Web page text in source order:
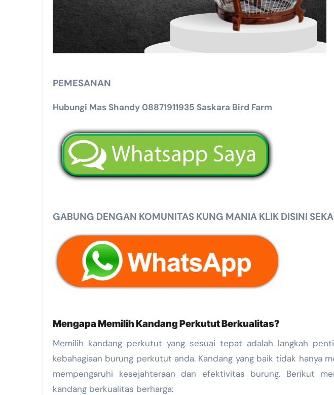
PEMESANAN
Hubungi Mas Shandy 08871911935 Saskara Bird Farm
GABUNG DENGAN KOMUNITAS KUNG MANIA KLIK DISINI
Mengapa Memilih Kandang Perkutut Berkualitas?
Memilih kandang perkutut yang sesuai tepat adalah langkah
kebahagiaan burung perkutut anda. Kandang yang baik tidak hanya
mempengaruhi kesejahteraan dan efektivitas burung. Berikut
kandang berkualitas berharga: